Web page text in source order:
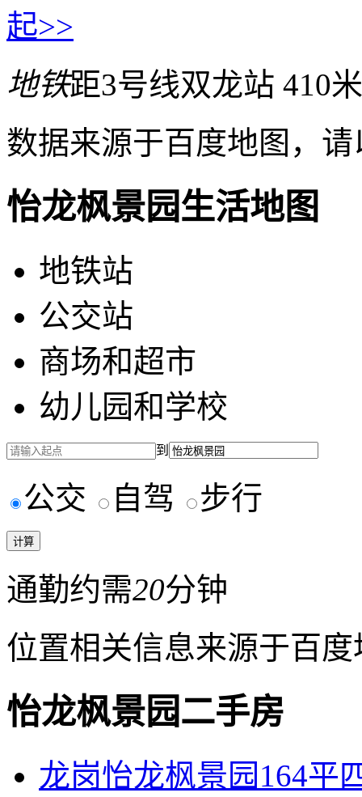
起>>
地铁距3号线双龙站 410米
数据来源于百度地图，
怡龙枫景园生活地图
地铁站
公交站
商场和超市
幼儿园和学校
到
公交 自驾 步行
通勤约需20分钟
位置相关信息来源于百
怡龙枫景园二手房
龙岗怡龙枫景园164平